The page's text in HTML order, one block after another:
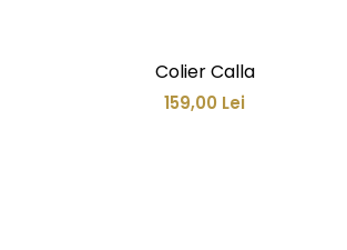
Colier Calla
159,00 Lei